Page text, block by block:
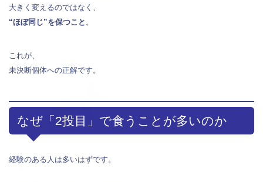
大きく変えるのではなく、
“ほぼ同じ”を保つこと 。
これが、
未決断個体への正解です。
なぜ「2投目」で食うことが多いのか
経験のある人は多いはずです。